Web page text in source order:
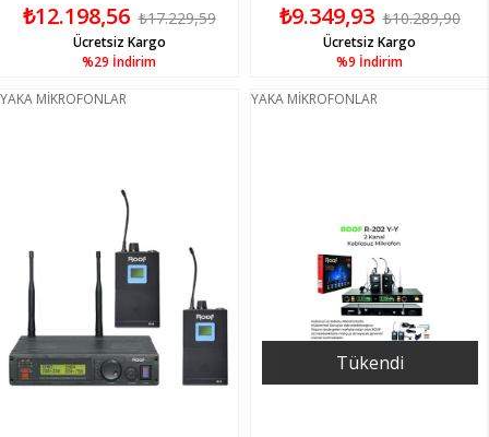
₺12.198,56 ₺17.229,59
%29 İndirim
Ücretsiz Kargo
₺9.349,93 ₺10.289,90
%9 İndirim
Ücretsiz Kargo
YAKA MİKROFONLAR YAKA MİKROFONLAR
Tükendi